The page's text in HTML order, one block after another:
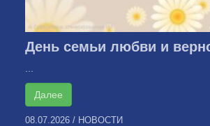
День семьи любви и
Далее
08.07.2026 / НОВОСТИ